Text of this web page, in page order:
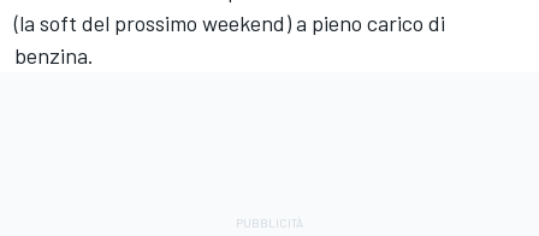
(la soft del prossimo weekend) a pieno carico di
benzina.